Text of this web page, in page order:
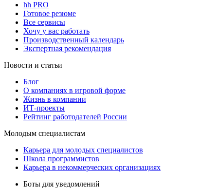
hh PRO
Готовое резюме
Все сервисы
Хочу у вас работать
Производственный календарь
Экспертная рекомендация
Новости и статьи
Блог
О компаниях в игровой форме
Жизнь в компании
ИТ-проекты
Рейтинг работодателей России
Молодым специалистам
Карьера для молодых специалистов
Школа программистов
Карьера в некоммерческих организациях
Боты для уведомлений